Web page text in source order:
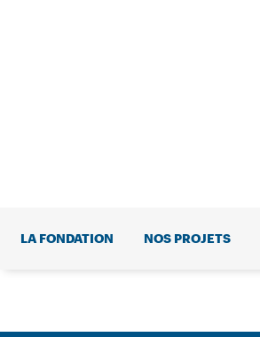
LA FONDATION NOS PROJETS